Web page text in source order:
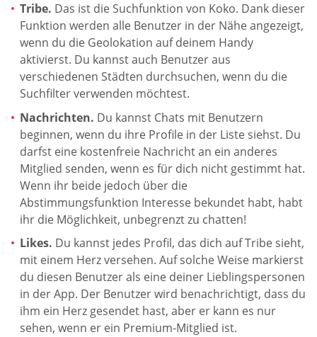
Tribe. Das ist die Suchfunktion von Koko. Dank dieser
Funktion werden alle Benutzer in der Nähe angezeigt,
wenn du die Geolokation auf deinem Handy
aktivierst. Du kannst auch Benutzer aus
verschiedenen Städten durchsuchen, wenn du die
Suchfilter verwenden möchtest.
Nachrichten. Du kannst Chats mit Benutzern
beginnen, wenn du ihre Profile in der Liste siehst. Du
darfst eine kostenfreie Nachricht an ein anderes
Mitglied senden, wenn es für dich nicht gestimmt hat.
Wenn ihr beide jedoch über die
Abstimmungsfunktion Interesse bekundet habt, habt
ihr die Möglichkeit, unbegrenzt zu chatten!
Likes. Du kannst jedes Profil, das dich auf Tribe sieht,
mit einem Herz versehen. Auf solche Weise markierst
du diesen Benutzer als eine deiner Lieblingspersonen
in der App. Der Benutzer wird benachrichtigt, dass du
ihm ein Herz gesendet hast, aber er kann es nur
sehen, wenn er ein Premium-Mitglied ist.